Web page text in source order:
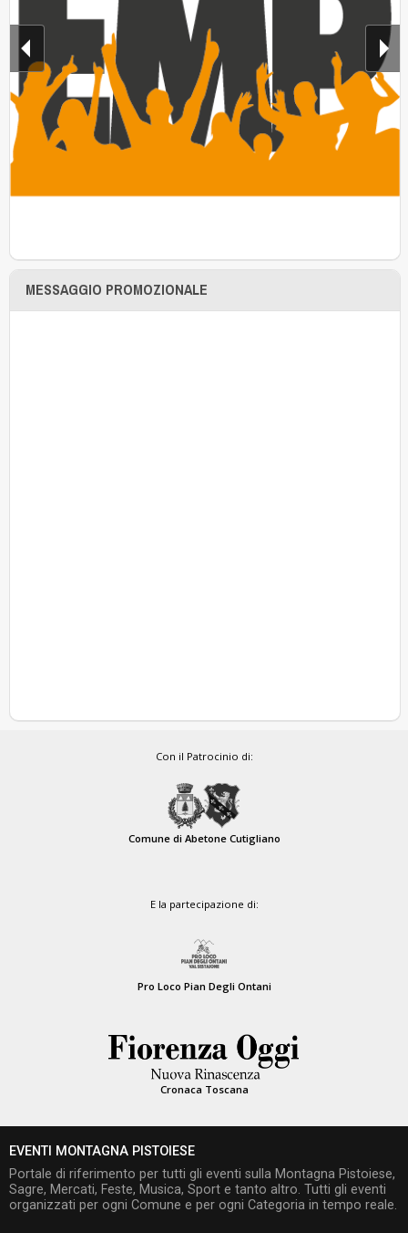
MESSAGGIO PROMOZIONALE
Con il Patrocinio di:
Comune di Abetone Cutigliano
E la partecipazione di:
Pro Loco Pian Degli Ontani
Cronaca Toscana
EVENTI MONTAGNA PISTOIESE
Portale di riferimento per tutti gli eventi sulla Montagna Pistoiese,
Sagre, Mercati, Feste, Musica, Sport e tanto altro. Tutti gli eventi
organizzati per ogni Comune e per ogni Categoria in tempo reale.